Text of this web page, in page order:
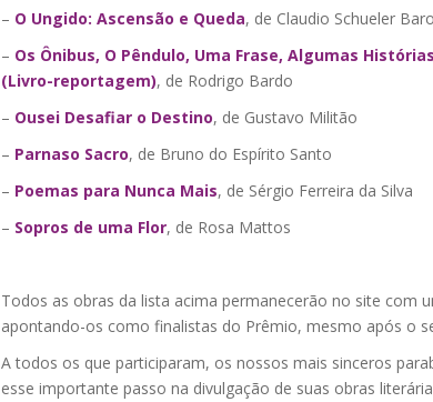
– O Ungido: Ascensão e Queda, de Claudio Schueler
– Os Ônibus, O Pêndulo, Uma Frase, Algumas
(Livro-reportagem), de Rodrigo Bardo
– Ousei Desafiar o Destino, de Gustavo Militão
– Parnaso Sacro, de Bruno do Espírito Santo
– Poemas para Nunca Mais, de Sérgio Ferreira da Silva
– Sopros de uma Flor, de Rosa Mattos
Todos as obras da lista acima permanecerão no site com
apontando-os como finalistas do Prêmio, mesmo após o
A todos os que participaram, os nossos mais sinceros
esse importante passo na divulgação de suas obras